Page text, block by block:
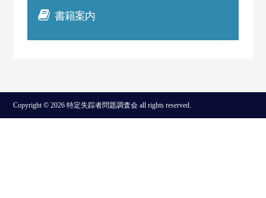
書籍案内
Copyright © 2026 特定失踪者問題調査会 all rights reserved.